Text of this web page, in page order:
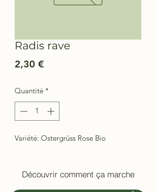
Radis rave
2,30 €Prix
Quantité *
Variété: Ostergrüss Rose Bio
Découvrir comment ça marche